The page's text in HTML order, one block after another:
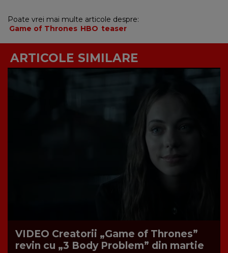
Poate vrei mai multe articole despre:
Game of Thrones HBO teaser
ARTICOLE SIMILARE
VIDEO Creatorii „Game of Thrones”
revin cu „3 Body Problem” din martie